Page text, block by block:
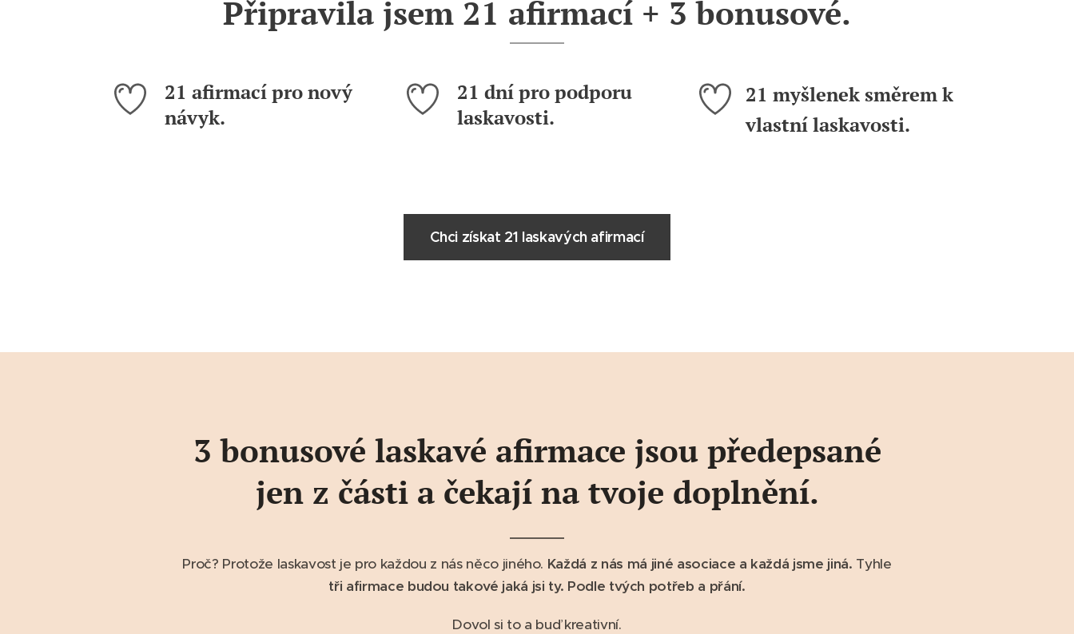
Připravila jsem 21 afirmací + 3 bonusové.
21 afirmací pro nový
návyk.
21 dní pro podporu
laskavosti.
21 myšlenek směrem k
vlastní laskavosti.
Chci získat 21 laskavých afirmací
3 bonusové laskavé afirmace jsou předepsané
jen z části a čekají na tvoje doplnění.
Proč? Protože laskavost je pro každou z nás něco jiného. Každá z nás má jiné asociace a každá jsme jiná. Tyhle
tři afirmace budou takové jaká jsi ty. Podle tvých potřeb a přání.
Dovol si to a buď kreativní.